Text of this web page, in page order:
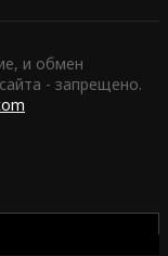
и обмен
- запрещено.